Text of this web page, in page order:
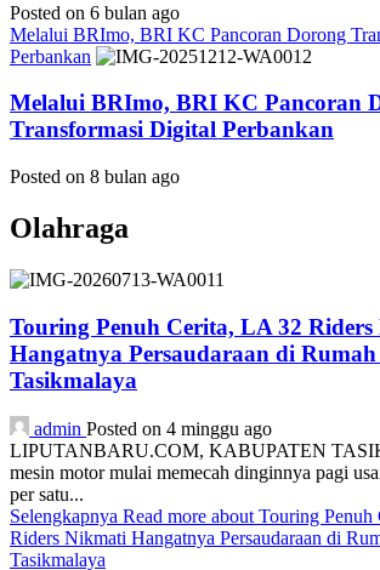
Posted on 6 bulan ago
Melalui BRImo, BRI KC Pancoran Dorong
Perbankan
Melalui BRImo, BRI KC Pancoran
Transformasi Digital Perbankan
Posted on 8 bulan ago
Olahraga
Touring Penuh Cerita, LA 32
Hangatnya Persaudaraan di
Tasikmalaya
admin Posted on 4 minggu ago
LIPUTANBARU.COM, KABUPATEN
mesin motor mulai memecah dinginnya pagi
per satu...
Selengkapnya Read more about Touring
Riders Nikmati Hangatnya Persaudaraan di
Tasikmalaya